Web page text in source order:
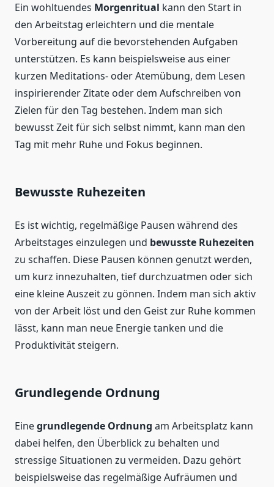
Ein wohltuendes Morgenritual kann den Start in
den Arbeitstag erleichtern und die mentale
Vorbereitung auf die bevorstehenden Aufgaben
unterstützen. Es kann beispielsweise aus einer
kurzen Meditations- oder Atemübung, dem Lesen
inspirierender Zitate oder dem Aufschreiben von
Zielen für den Tag bestehen. Indem man sich
bewusst Zeit für sich selbst nimmt, kann man den
Tag mit mehr Ruhe und Fokus beginnen.
Bewusste Ruhezeiten
Es ist wichtig, regelmäßige Pausen während des
Arbeitstages einzulegen und bewusste Ruhezeiten
zu schaffen. Diese Pausen können genutzt werden,
um kurz innezuhalten, tief durchzuatmen oder sich
eine kleine Auszeit zu gönnen. Indem man sich aktiv
von der Arbeit löst und den Geist zur Ruhe kommen
lässt, kann man neue Energie tanken und die
Produktivität steigern.
Grundlegende Ordnung
Einegrundlegende Ordnung am Arbeitsplatz kann
dabei helfen, den Überblick zu behalten und
stressige Situationen zu vermeiden. Dazu gehört
beispielsweise das regelmäßige Aufräumen und